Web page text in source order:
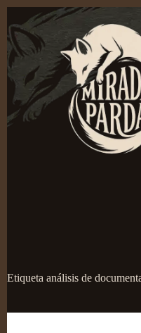
al
contenido
Etiqueta análisis de